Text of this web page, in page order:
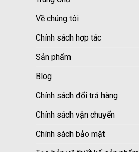
Về chúng tôi
Chính sách hợp tác
Sản phẩm
Blog
Chính sách đổi trả hàng
Chính sách vận chuyển
Chính sách bảo mật